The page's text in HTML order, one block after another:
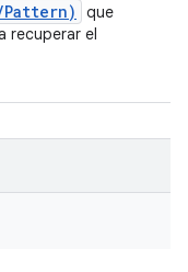
Pattern)
que
recuperar el